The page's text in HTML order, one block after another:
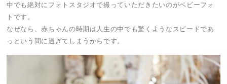
中でも絶対にフォトスタジオで撮っていただきたいのがベビーフォ
トです。
なぜなら、赤ちゃんの時期は人生の中でも驚くようなスピードであ
っという間に過ぎてしまうからです。